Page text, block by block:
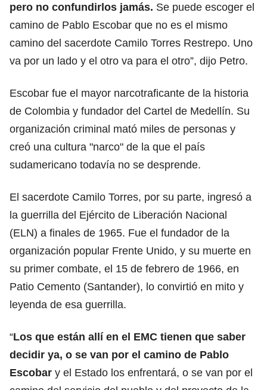
pero no confundirlos jamás. Se puede escoger el
camino de Pablo Escobar que no es el mismo
camino del sacerdote Camilo Torres Restrepo. Uno
va por un lado y el otro va para el otro”, dijo Petro.
Escobar fue el mayor narcotraficante de la historia
de Colombia y fundador del Cartel de Medellín. Su
organización criminal mató miles de personas y
creó una cultura "narco" de la que el país
sudamericano todavía no se desprende.
El sacerdote Camilo Torres, por su parte, ingresó a
la guerrilla del Ejército de Liberación Nacional
(ELN) a finales de 1965. Fue el fundador de la
organización popular Frente Unido, y su muerte en
su primer combate, el 15 de febrero de 1966, en
Patio Cemento (Santander), lo convirtió en mito y
leyenda de esa guerrilla.
“Los que están allí en el EMC tienen que saber
decidir ya, o se van por el camino de Pablo
Escobar y el Estado los enfrentará, o se van por el